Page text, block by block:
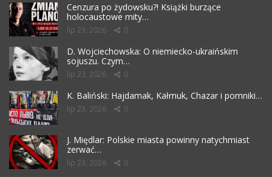
Cenzura po żydowsku?! Książki burzące
holocaustowe mity…
lip 23, 2026 0
D. Wojciechowska: O niemiecko-ukraińskim
sojuszu. Czym…
lip 23, 2026 0
K. Baliński: Hajdamak, Kałmuk, Chazar i pomniki…
lip 23, 2026 0
J. Międlar: Polskie miasta powinny natychmiast
zerwać…
lip 23, 2026 0